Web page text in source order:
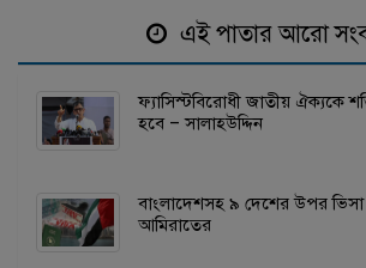
এই পাতার আরো
ফ্যাসিস্টবিরোধী জাতীয় ঐক্যকে
হবে – সালাহউদ্দিন
বাংলাদেশসহ ৯ দেশের উপর ভিসা
আমিরাতের